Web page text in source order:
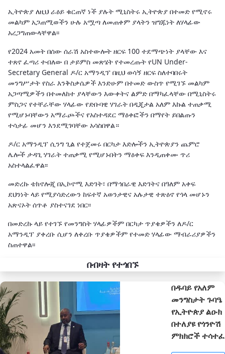
ኢትዮጵያ ለዚህ ራዕይ ቁርጠኛ ነች ያሉት ሚኒስትሩ ኢትዮጵያ በተመድ የሚኖሩ
መልካም አጋጠሚወችን ሁሉ አሟጣ ለመጠቀም ያላትን ዝግጁነት ለሃላፊው
አረጋግጠውላቸዋል፡፡
የ2024 አመት በሰው ሰራሽ አስተውሎት ዘርፍ 100 ተደማጭነት ያላቸው እና
ተጸኖ ፈጣሪ ተብለው በ ታይምስ መጽሄት የተመረጡት የUN Under-
Secretary General ዶ/ር አማንዲፕ በዚህ ወሳኝ ዘርፍ ስለተባበሩት
መንግሥታት የስራ እንቅስቃሴዎች እንድሁም በተመድ ውስጥ የሚገኙ መልካም
አጋጣሚዎችን በተመለከተ ያላቸውን እውቀትና ልምድ በማካፈላቸው በሚኒስትሩ
ምስጋና የተቸራቸው ሃላፊው የድቡባዊ ሃገራት በዲጂታል አለም እኩል ተጠቃሚ
የሚሆኑባቸውን አማራጮችና የአስተዳደር ማዕቀፎችን በማየት ይበልጡን
ተሳታፊ መሆን እንደሚገባቸው አሳስበዋል።
ዶ/ር አማንዲፕ ሲንግ ጊል የተጀመሩ በርካታ እድሎችን ኢትዮጵያን ጨምሮ
ሌሎች ታዳጊ ሃገራት ተጠቃሚ የሚሆኑበትን ማዕቀፍ እንዲጠቀሙ ጥሪ
አስተላልፈዋል፡፡
መድረኩ ቴክኖሎጂ በኢኮኖሚ እድገት፣ በማኅበራዊ እድገትና በዓለም አቀፍ
ደህንነት ላይ የሚያሳድረውን ከፍተኛ አወንታዊና አሉታዊ ተጽዕኖ የጎላ መሆኑን
አጽናኦት ሰጥቶ ያስተናገደ ነበር፡፡
በመድረኩ ላይ የተገኙ የመንግስት ሃላፊዎችም በርካታ ጥያቄዎችን ለዶ/ር
አማንዲፕ ያቀረቡ ሲሆን ለቀረቡ ጥያቄዎችም የተመድ ሃላፊው ማብራሪያዎችን
ስጠተዋል፡፡
በብዛት የተጎበኙ
በዱባይ የአለም
መንግስታት ጉባዔ
የኢትዮጵያ ልዑክ
በተለያዩ የጎንዮሽ
ምክክሮች ተሳተፈ